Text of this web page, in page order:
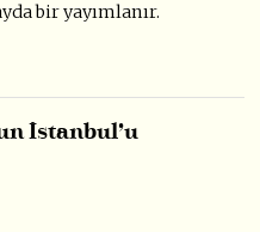
bir yayımlanır.
İstanbul’u